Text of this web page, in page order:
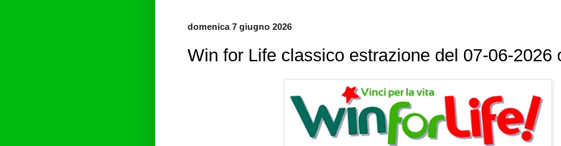
domenica 7 giugno 2026
Win for Life classico estrazione del 07-06-2026